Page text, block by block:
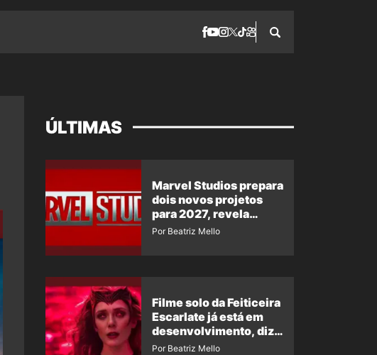
ÚLTIMAS
Marvel Studios prepara
dois novos projetos
para 2027, revela
insider
Por Beatriz Mello
Filme solo da Feiticeira
Escarlate já está em
desenvolvimento, diz
insider
Por Beatriz Mello